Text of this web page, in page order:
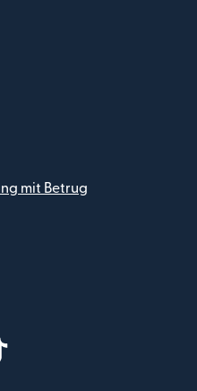
mit Betrug
geöffnet)
Fenster geöffnet)
neuen Fenster geöffnet)
neuen Fenster geöffnet)
in einem neuen Fenster